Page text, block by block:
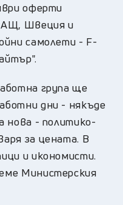
оферти
Швеция и
самолети - F-
група ще
дни - някъде
нова - политико-
за цената. В
и икономисти.
Министерския